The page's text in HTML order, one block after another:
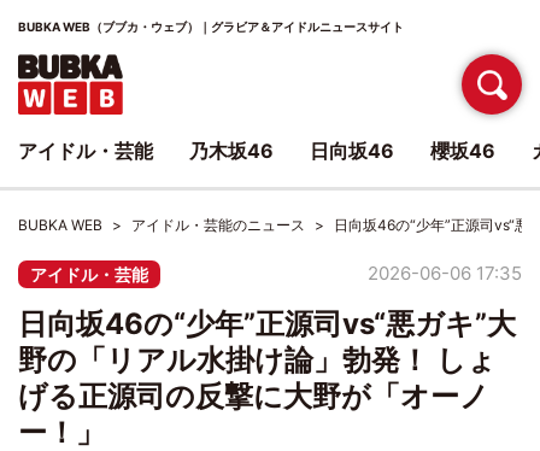
BUBKA WEB（ブブカ・ウェブ）｜グラビア＆アイドルニュースサイト
BUBKA WEB アイドル・芸能のニュース 日向坂46の“少年”正源司vs“
アイドル・芸能 2026-06-06 17:35
日向坂46の“少年”正源司vs“悪ガキ”大
野の「リアル水掛け論」勃発！ しょ
げる正源司の反撃に大野が「オーノ
ー！」
アイドル・芸能 乃木坂46 日向坂46 櫻坂46